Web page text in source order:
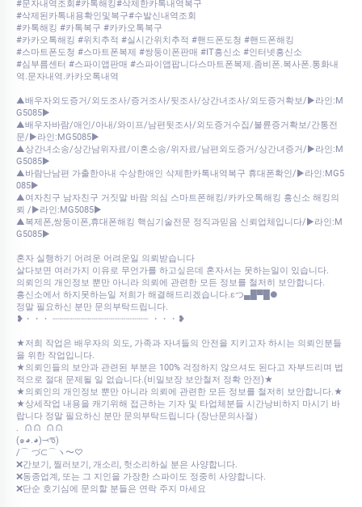
#문자내역조회#카톡해킹#삭제한카톡내역복구
#삭제된카톡내용확인및복구#수발신내역조회
#카톡해킹 #카톡복구 #카카오톡복구
#카카오톡해킹 #위치추적 #실시간위치추적 #핸드폰도청 #핸드폰해킹
#스마트폰도청 #스마트폰복제 #쌍둥이폰판매 #IT흥신소 #인터넷흥신소
#심부름센터 #스파이앱판매 #스파이앱팝니다스마트폰복제.좀비폰.복사폰.통화내
역.문자내역.카카오톡내역
▲배우자외도증거/외도조사/증거조사/뒷조사/상간녀조사/외도증거확보/▶️라인:M
G5085▶️
▲배우자바람/애인/아내/와이프/남편뒷조사/외도증거수집/불륜증거확보/간통전
문/▶️라인:MG5085▶️
▲상간녀소송/상간남위자료/이혼소송/위자료/남편외도증거/상간녀증거/▶️라인:M
G5085▶️
▲바람난남편 가출한아내 수상한애인 삭제한카톡내역복구 휴대폰확인/▶️라인:MG5
085▶️
▲여자친구 남자친구 거짓말 바람 의심 스마트폰해킹/카카오톡해킹 흥신소 해킹의
뢰 /▶️라인:MG5085▶️
▲복제폰,쌍둥이폰,휴대폰해킹 핵심기술전문 정직과믿음 신뢰업체입니다/▶️라인:M
G5085▶️
혼자 실행하기 어려운 어려운일 의뢰받습니다
살다보면 여러가지 이유로 무언가를 하고싶은데 혼자서는 못하는일이 있습니다.
의뢰인의 개인정보 뿐만 아니라 의뢰에 관련한 모든 정보를 철저히 보안합니다.
흥신소에서 하지못하는일 저희가 해결해드리겠습니다.εつ▄█▀█●
정말 필요하신 분만 문의부탁드립니다.
❥・・・ ┈┈┈┈┈┈┈┈┈┈┈┈┈┈┈┈┈ ・・・❥
★저희 작업은 배우자의 외도, 가족과 자녀들의 안전을 지키고자 하시는 의뢰인분들
을 위한 작업입니다.
★의뢰인들의 보안과 관련된 부분은 100% 걱정하지 않으셔도 된다고 자부드리며 법
적으로 절대 문제될 일 없습니다.(비밀보장 보안철저 정확 안전)★
★의뢰인의 개인정보 뿐만 아니라 의뢰에 관련한 모든 정보를 철저히 보안합니다.★
★상세작업 내용을 캐기위해 접근하는 기자 및 타업체분들 시간낭비하지 마시기 바
랍니다 정말 필요하신 분만 문의부탁드립니다 (장난문의사절）
.⠀ᕬ ᕬ⠀ᕬ ᕬ
‎(๑◕.◕)⤙ᖛ)
‎/⌒ づ⊂⌒ヽ〜♡
❌간보기, 찔러보기, 개소리, 헛소리하실 분은 사양합니다.
❌동종업계, 또는 그 지인을 가장한 스파이도 정중히 사양합니다.
❌단순 호기심에 문의할 분들은 연락 주지 마세요